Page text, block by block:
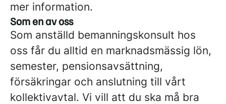
mer information.
Som en av oss
Som anställd bemanningskonsult hos
oss får du alltid en marknadsmässig lön,
semester, pensionsavsättning,
försäkringar och anslutning till vårt
kollektivavtal. Vi vill att du ska må bra